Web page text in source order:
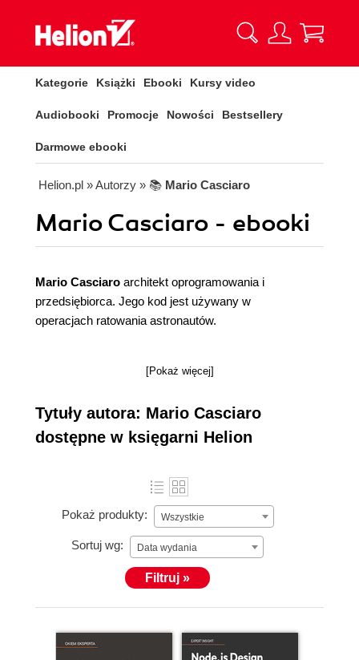
Kategorie Książki Ebooki Kursy video
Audiobooki Promocje Nowości Bestsellery
Darmowe ebooki
Helion.pl » Autorzy » 📚 Mario Casciaro
Mario Casciaro - ebooki
Mario Casciaro architekt oprogramowania i
przedsiębiorca. Jego kod jest używany w
operacjach ratowania astronautów.
[Pokaż więcej]
Tytuły autora: Mario Casciaro
dostępne w księgarni Helion
Pokaż produkty: Wszystkie
Sortuj wg: Data wydania
Filtruj »